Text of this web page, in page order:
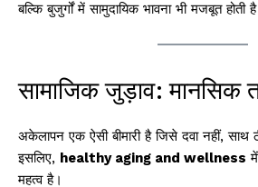
बल्कि बुजुर्गों में सामुदायिक भावना भी मजबूत होती
सामाजिक जुड़ाव: मानसिक
अकेलापन एक ऐसी बीमारी है जिसे दवा नहीं, साथ
इसलिए, healthy aging and wellness
महत्व है।